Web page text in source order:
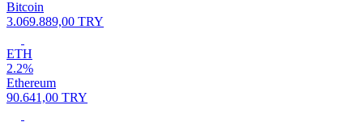
Bitcoin
3.069.889,00 TRY
ETH
2.2%
Ethereum
90.641,00 TRY